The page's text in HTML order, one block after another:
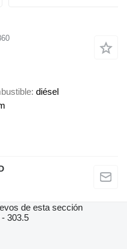
diésel
de esta sección
303.5